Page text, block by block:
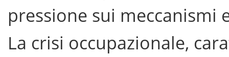
pressione sui meccanismi
La crisi occupazionale,